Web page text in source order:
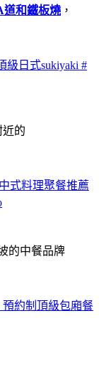
道和鐵板燒 ，
級日式sukiyaki #
近的
式料理聚餐推薦
的中餐品牌
約制頂級包廂餐